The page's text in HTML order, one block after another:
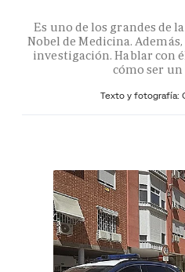
Es uno de los grandes de
Nobel de Medicina.
investigación. Hablar con
cómo ser
Texto y fotografía: